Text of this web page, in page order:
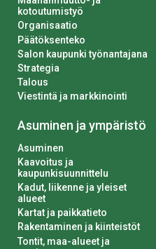
kotoutumistyö
Organisaatio
Päätöksenteko
Salon kaupunki työnantajana
Strategia
Talous
Viestintä ja markkinointi
Asuminen ja ympäristö
Asuminen
Kaavoitus ja
kaupunkisuunnittelu
Kadut, liikenne ja yleiset
alueet
Kartat ja paikkatieto
Rakentaminen ja kiinteistöt
Tontit, maa-alueet ja